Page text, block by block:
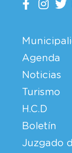
Agenda
Noticias
Turismo
H.C.D
Boletín
Juzgado